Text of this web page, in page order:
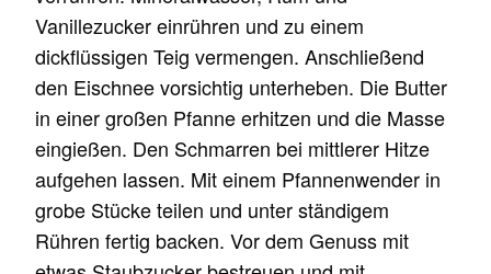
Vanillezucker einrühren und zu einem
dickflüssigen Teig vermengen. Anschließend
den Eischnee vorsichtig unterheben. Die Butter
in einer großen Pfanne erhitzen und die Masse
eingießen. Den Schmarren bei mittlerer Hitze
aufgehen lassen. Mit einem Pfannenwender in
grobe Stücke teilen und unter ständigem
Rühren fertig backen. Vor dem Genuss mit